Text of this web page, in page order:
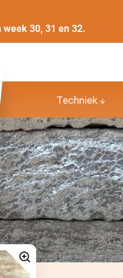
30, 31 en 32.
Techniek